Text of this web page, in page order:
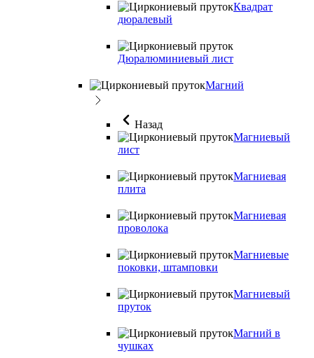
Квадрат
дюралевый
Дюралюминиевый лист
Магний
Назад
Магниевый
лист
Магниевая
плита
Магниевая
проволока
Магниевые
поковки, штамповки
Магниевый
пруток
Магний в
чушках